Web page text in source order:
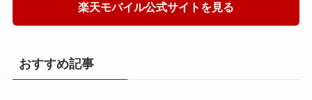
楽天モバイル公式サイトを見る
おすすめ記事